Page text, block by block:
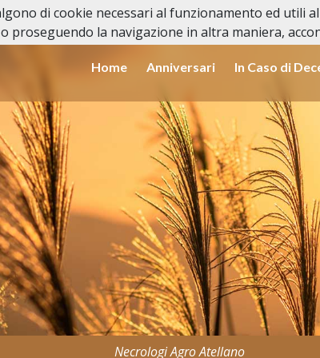
Home Anniversari In Caso di
Necrologi Agro Atellano
di cookie necessari al funzionamento ed utili
proseguendo la navigazione in altra maniera,